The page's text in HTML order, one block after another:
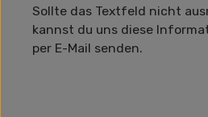
Sollte das Textfeld nicht
kannst du uns diese
per E-Mail senden.